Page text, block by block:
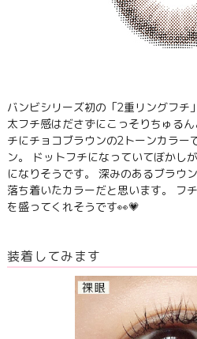
バンビシリーズ初の「2重リングフチ
太フチ感はださずにこっそりちゅる
チにチョコブラウンの2トーンカラー
ン。 ドットフチになっていてぼかし
になりそうです。 深みのあるブラウ
落ち着いたカラーだと思います。 フ
を盛ってくれそうです👀💗
装着してみます